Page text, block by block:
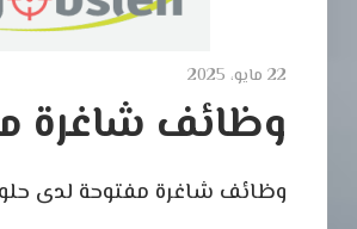
22 مايو، 2025
وظائف شاغرة
وظائف شاغرة مفتوحة لدى